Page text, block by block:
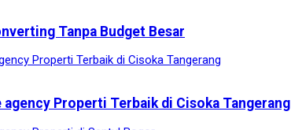
Tanpa Budget Besar
Properti Terbaik di Cisoka Tangerang